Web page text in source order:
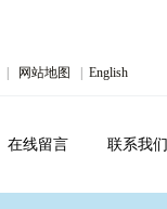
网站地图 English
在线留言 联系我们